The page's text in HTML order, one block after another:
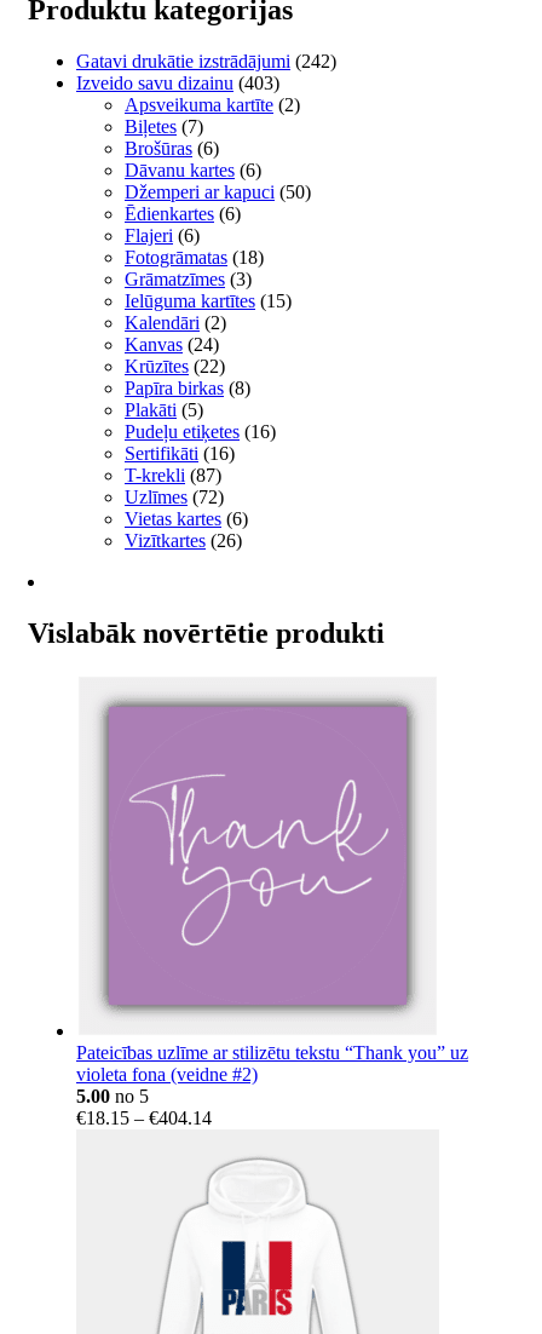
The
may
be
chosen
on
the
product
page
Produktu kategorijas
Gatavi drukātie izstrādājumi (242)
Izveido savu dizainu (403)
Apsveikuma kartīte (2)
Biļetes (7)
Brošūras (6)
Dāvanu kartes (6)
Džemperi ar kapuci (50)
Ēdienkartes (6)
Flajeri (6)
Fotogrāmatas (18)
Grāmatzīmes (3)
Ielūguma kartītes (15)
Kalendāri (2)
Kanvas (24)
Krūzītes (22)
Papīra birkas (8)
Plakāti (5)
Pudeļu etiķetes (16)
Sertifikāti (16)
T-krekli (87)
Uzlīmes (72)
Vietas kartes (6)
Vizītkartes (26)
Vislabāk novērtētie produkti
Pateicības uzlīme ar stilizētu tekstu “Thank you” uz
violeta fona (veidne #2)
5.00 no 5
€18.15 – €404.14Price
€18.15
through